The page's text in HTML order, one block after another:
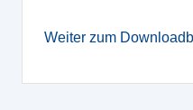
Weiter zum